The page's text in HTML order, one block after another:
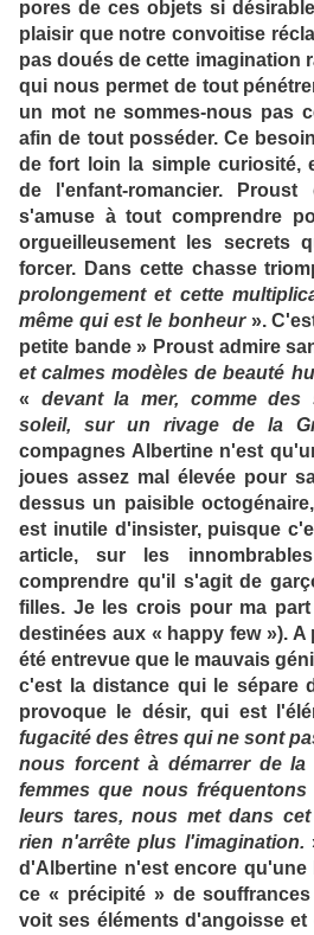
pores de ces objets si
plaisir que notre convoitise
pas doués de cette imagination
qui nous permet de tout
un mot ne sommes-nous pas
afin de tout posséder. Ce
de fort loin la simple curiosité,
de l'enfant-romancier.
s'amuse à tout comprendre
orgueilleusement les secrets
forcer. Dans cette chasse
prolongement et cette
même qui est le bonheur».
petite bande » Proust admire
et calmes modèles de beauté
« devant la mer, comme des
soleil, sur un rivage de la
compagnes Albertine n'est
joues assez mal élevée pour
dessus un paisible
est inutile d'insister, puisque
article, sur les
comprendre qu'il s'agit de
filles. Je les crois pour ma
destinées aux « happy few »). A
été entrevue que le mauvais
c'est la distance qui le sépare
provoque le désir, qui est
fugacité des êtres qui ne sont
nous forcent à démarrer de
femmes que nous
leurs tares, nous met dans
rien n'arrête plus l'imagination.
d'Albertine n'est encore
ce « précipité » de
voit ses éléments d'angoisse